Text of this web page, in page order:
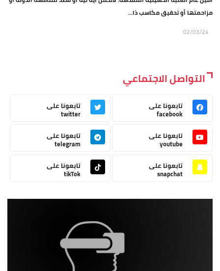
مزاحمتها أو تحقيق مكاسب ذا...
02/03/24
التواصل الاجتماعي
تابعونا على
facebook
تابعونا على
twitter
تابعونا على
youtube
تابعونا على
telegram
تابعونا على
snapchat
تابعونا على
tikTok